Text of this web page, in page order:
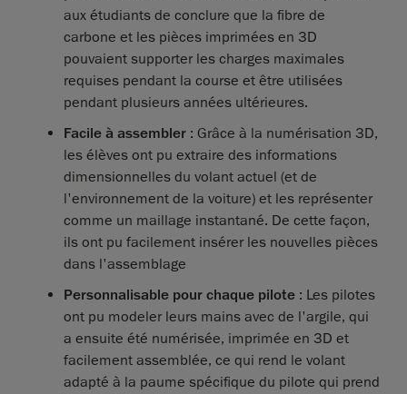
aux étudiants de conclure que la fibre de
carbone et les pièces imprimées en 3D
pouvaient supporter les charges maximales
requises pendant la course et être utilisées
pendant plusieurs années ultérieures.
Facile à assembler : Grâce à la numérisation 3D,
les élèves ont pu extraire des informations
dimensionnelles du volant actuel (et de
l'environnement de la voiture) et les représenter
comme un maillage instantané. De cette façon,
ils ont pu facilement insérer les nouvelles pièces
dans l'assemblage
Personnalisable pour chaque pilote : Les pilotes
ont pu modeler leurs mains avec de l'argile, qui
a ensuite été numérisée, imprimée en 3D et
facilement assemblée, ce qui rend le volant
adapté à la paume spécifique du pilote qui prend